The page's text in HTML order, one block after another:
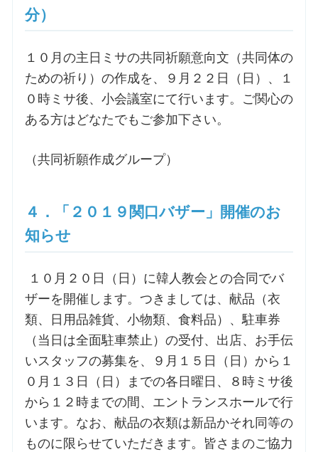
分）
１０月の主日ミサの共同祈願意向文（共同体の
ための祈り）の作成を、９月２２日（日）、１
０時ミサ後、小会議室にて行います。ご関心の
ある方はどなたでもご参加下さい。
（共同祈願作成グループ）
４．「２０１９関口バザー」開催のお
知らせ
１０月２０日（日）に韓人教会との合同でバ
ザーを開催します。つきましては、献品（衣
類、日用品雑貨、小物類、食料品）、駐車券
（当日は全面駐車禁止）の受付、出店、お手伝
いスタッフの募集を、９月１５日（日）から１
０月１３日（日）までの各日曜日、８時ミサ後
から１２時までの間、エントランスホールで行
います。なお、献品の衣類は新品かそれ同等の
ものに限らせていただきます。皆さまのご協力